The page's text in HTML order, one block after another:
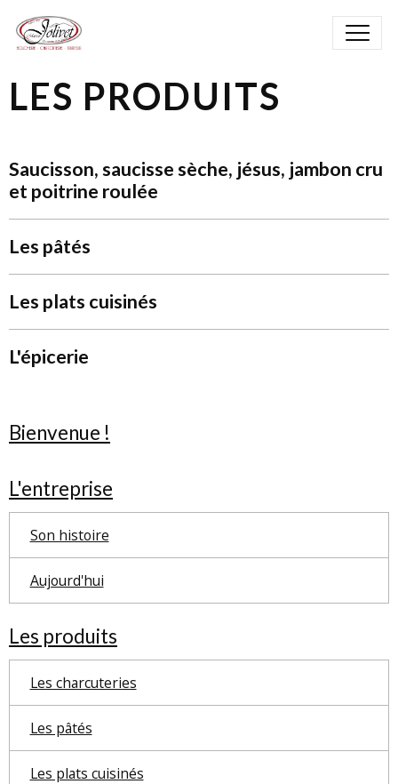
LES PRODUITS
Saucisson, saucisse sèche, jésus, jambon cru
et poitrine roulée
Les pâtés
Les plats cuisinés
L'épicerie
Bienvenue !
L'entreprise
Son histoire
Aujourd'hui
Les produits
Les charcuteries
Les pâtés
Les plats cuisinés